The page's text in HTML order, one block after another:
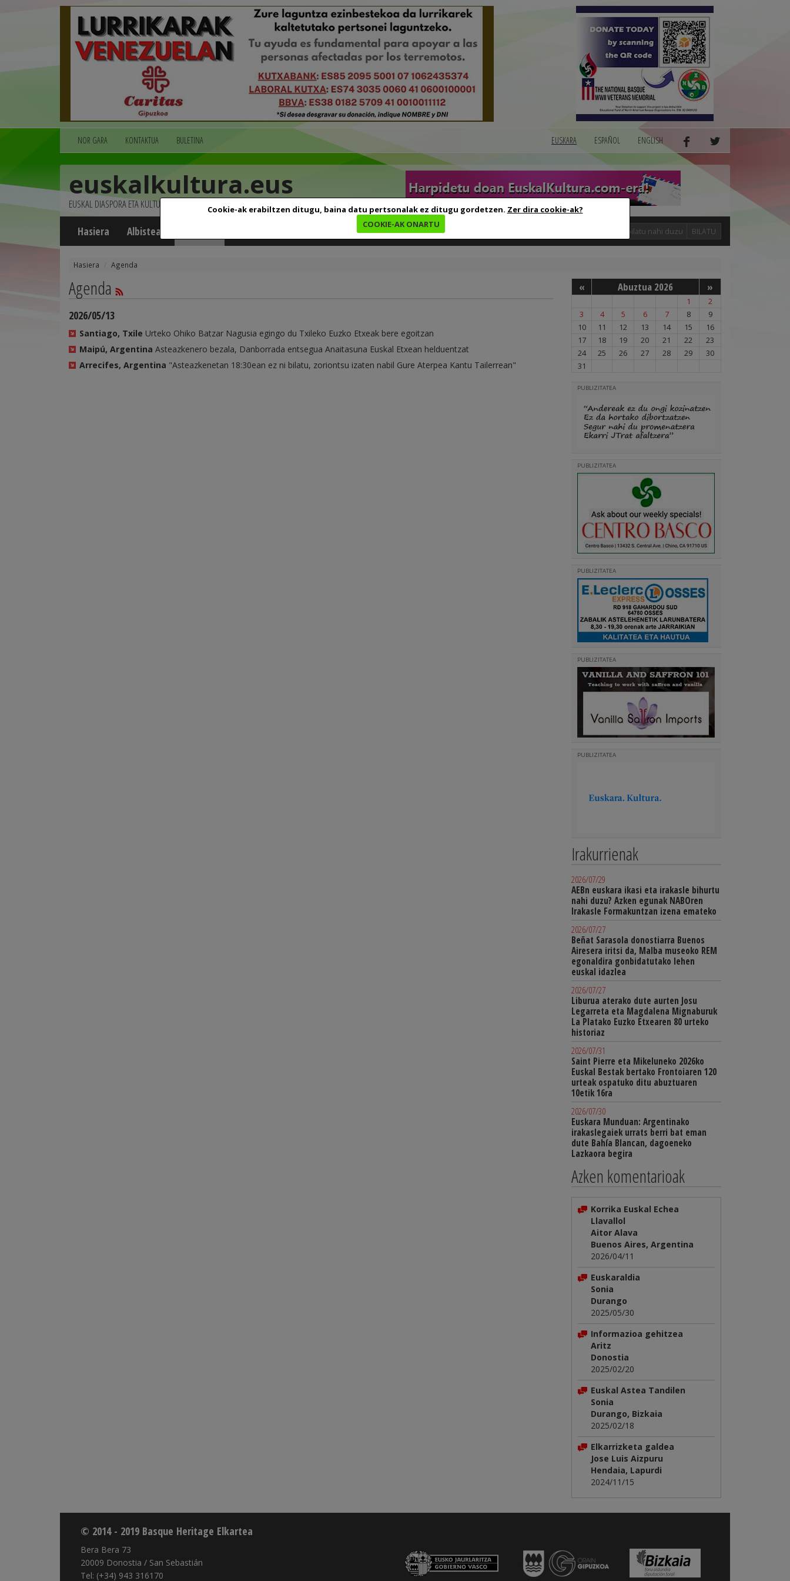
Cookie-ak erabiltzen ditugu, baina datu pertsonalak ez ditugu gordetzen. Zer dira cookie-ak?
COOKIE-AK ONARTU
NOR GARA KONTAKTUA BULETINA EUSKARA ESPAÑOL ENGLISH
euskalkultura.eus
EUSKAL DIASPORA ETA KULTURA
Hasiera Albisteak Euskara ikasten BILATU
Hasiera Agenda
Agenda
2026/05/13
Santiago, Txile Urteko Ohiko Batzar Nagusia egingo du Txileko Euzko Etxeak bere egoitzan
Maipú, Argentina Asteazkenero bezala, Danborrada entsegua Anaitasuna Euskal Etxean helduentzat
Arrecifes, Argentina "Asteazkenetan 18:30ean ez ni bilatu, zoriontsu izaten nabil Gure Aterpea Kantu Tailerrean"
« Abuztua 2026 »
1
2
3
4 5 6 7 8
9
10
11 12 13 14 15
16
17
18 19 20 21 22
23
24
25 26 27 28 29
30
31
PUBLIZITATEA
PUBLIZITATEA
PUBLIZITATEA
PUBLIZITATEA
PUBLIZITATEA
Irakurrienak
2026/07/29
AEBn euskara ikasi eta irakasle bihurtu
nahi duzu? Azken egunak NABOren
Irakasle Formakuntzan izena emateko
2026/07/27
Beñat Sarasola donostiarra Buenos
Airesera iritsi da, Malba museoko REM
egonaldira gonbidatutako lehen
euskal idazlea
2026/07/27
Liburua aterako dute aurten Josu
Legarreta eta Magdalena Mignaburuk
La Platako Euzko Etxearen 80 urteko
historiaz
2026/07/31
Saint Pierre eta Mikeluneko 2026ko
Euskal Bestak bertako Frontoiaren 120
urteak ospatuko ditu abuztuaren
10etik 16ra
2026/07/30
Euskara Munduan: Argentinako
irakaslegaiek urrats berri bat eman
dute Bahía Blancan, dagoeneko
Lazkaora begira
Azken komentarioak
Korrika Euskal Echea
Llavallol
Aitor Alava
Buenos Aires, Argentina
2026/04/11
Euskaraldia
Sonia
Durango
2025/05/30
Informazioa gehitzea
Aritz
Donostia
2025/02/20
Euskal Astea Tandilen
Sonia
Durango, Bizkaia
2025/02/18
Elkarrizketa galdea
Jose Luis Aizpuru
Hendaia, Lapurdi
2024/11/15
© 2014 - 2019 Basque Heritage Elkartea
Bera Bera 73
20009 Donostia / San Sebastián
Tel: (+34) 943 316170